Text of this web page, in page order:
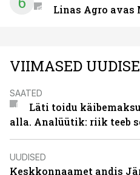
Linas Agro
VIIMASED
SAATED
Läti toidu
alla. Analüütik: riik teeb
UUDISED
Keskkonnaamet andis